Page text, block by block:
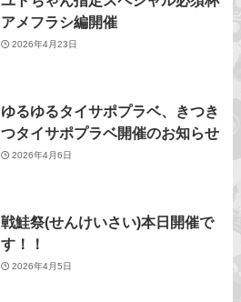
アメフラシ編開催
2026年4月23日
ゆるゆるタイサポプラベ、きつき
つタイサポプラベ開催のお知らせ
2026年4月6日
戦鮭祭(せんけいさい)本日開催で
す！！
2026年4月5日